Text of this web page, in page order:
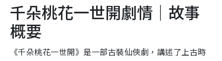
千朵桃花一世開劇情｜故事
概要
《千朵桃花一世開》是一部古裝仙俠劇，講述了上古時